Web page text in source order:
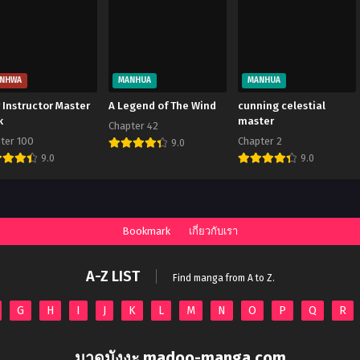
Instructor Master
100
9.0
MANHUA
A Legend of The Wind
Chapter 42
9.0
MANHUA
cunning celestial
master
Chapter 2
9.0
Bookmark เกี่ยวกับเรา
A-Z LIST Find manga from A to Z.
G H I J K L M N O P Q R